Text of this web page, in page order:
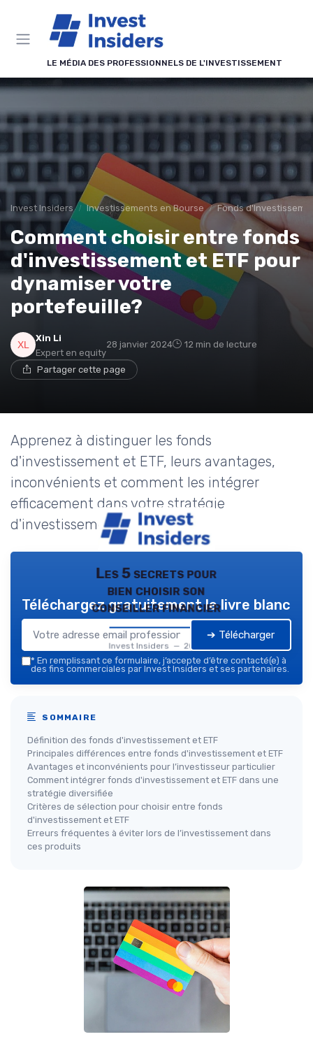
LE MÉDIA DES PROFESSIONNELS DE L'INVESTISSEMENT
Invest Insiders Investissements en Bourse Fonds
Comment choisir entre fonds
d'investissement et ETF pour
dynamiser votre
portefeuille?
Xin Li
Expert en equity
28 janvier 2024 12 min de lecture
Partager cette page
Apprenez à distinguer les fonds
d'investissement et ETF, leurs avantages,
inconvénients et comment les intégrer
efficacement dans votre stratégie
d'investissement personnelle.
Les 5 secrets pour
bien choisir son
conseiller financier
Invest Insiders — 2026
Téléchargez gratuitement le livre blanc
➔ Télécharger
* En remplissant ce formulaire, j’accepte d’être contacté(e) à
des fins commerciales par Invest Insiders et ses partenaires.
SOMMAIRE
Définition des fonds d'investissement et ETF
Principales différences entre fonds d'investissement et ETF
Avantages et inconvénients pour l’investisseur particulier
Comment intégrer fonds d'investissement et ETF dans une
stratégie diversifiée
Critères de sélection pour choisir entre fonds
d'investissement et ETF
Erreurs fréquentes à éviter lors de l’investissement dans
ces produits